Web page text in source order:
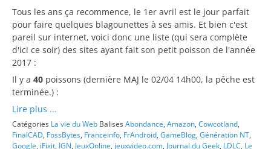
Tous les ans ça recommence, le 1er avril est le jour parfait
pour faire quelques blagounettes à ses amis. Et bien c'est
pareil sur internet, voici donc une liste (qui sera complète
d'ici ce soir) des sites ayant fait son petit poisson de l'année
2017 :
Il y a 40 poissons (dernière MAJ le 02/04 14h00, la pêche est
terminée.) :
Lire plus ...
Catégories La vie du Web BalisesAbondance, Amazon, Cowcotland,
FinalCAD, FossBytes, Franceinfo, FrAndroid, GameBlog, Génération NT,
Google, iFixit, IGN, JeuxOnline, jeuxvideo.com, Journal du Geek, LDLC, Le